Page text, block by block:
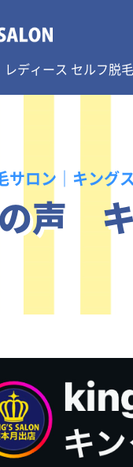
レディース セルフ脱毛
サロン｜キング
声